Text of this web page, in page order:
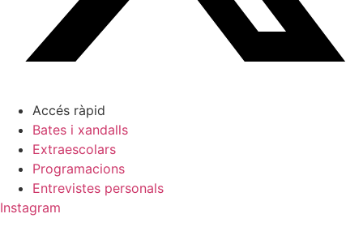
Accés ràpid
Bates i xandalls
Extraescolars
Programacions
Entrevistes personals
Instagram